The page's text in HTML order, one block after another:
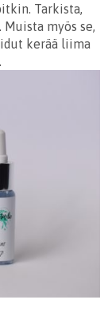
Tarkista,
myös se,
kerää liima